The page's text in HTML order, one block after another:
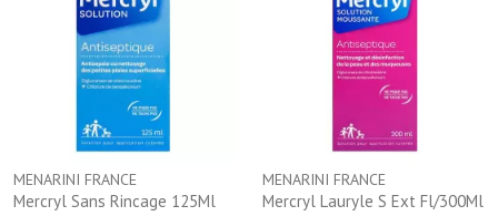
MENARINI FRANCE
Mercryl Sans Rincage 125Ml
MENARINI FRANCE
Mercryl Lauryle S Ext Fl/300Ml